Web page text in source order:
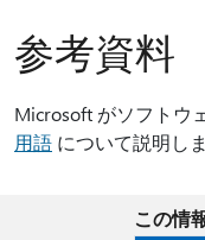
参考資料
Microsoft がソフトウ
用語 について説明しま
この情